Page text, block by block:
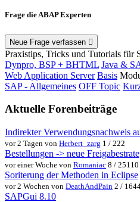
Frage die ABAP Experten
Neue Frage verfassen
Praxistips, Tricks und Tutorials für
Dynpro, BSP + BHTML Java &
Web Application Server Basis
SAP - Allgemeines OFF Topic
Aktuelle Forenbeiträge
Indirekter Verwendungsnachweis
vor 2 Tagen von Herbert_zarg 1 / 222
Bestellungen -> neue
vor einer Woche von Romaniac 8 / 25110
Soriterung der Methoden in Eclipse
vor 2 Wochen von DeathAndPain 2 /
SAPGui 8.10